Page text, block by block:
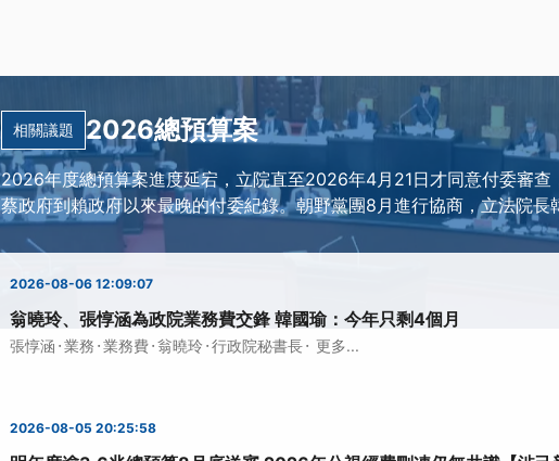
相關議題 2026總預算案
2026年度總預算案進度延宕，立院直至2026年4月21日才同意付委審查
蔡政府到賴政府以來最晚的付委紀錄。朝野黨團8月進行協商，立法院長
2026-08-06 12:09:07
翁曉玲、張惇涵為政院業務費交鋒 韓國瑜：今年只剩4個月
張惇涵 ·業務 ·業務費·翁曉玲 ·行政院秘書長· 更多...
2026-08-05 20:25:58